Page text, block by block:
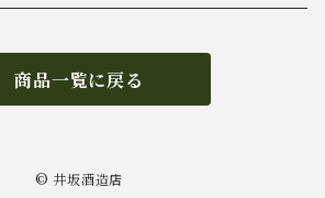
商品一覧に戻る
© 井坂酒造店